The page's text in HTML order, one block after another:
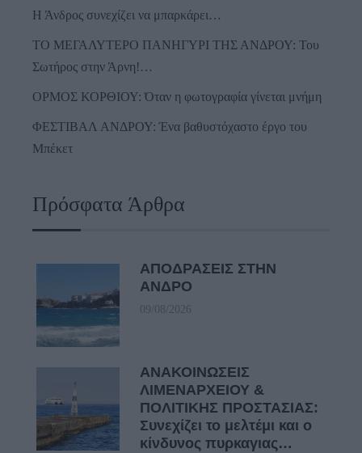
Η Άνδρος συνεχίζει να μπαρκάρει…
ΤΟ ΜΕΓΑΛΥΤΕΡΟ ΠΑΝΗΓΥΡΙ ΤΗΣ ΑΝΔΡΟΥ: Του
Σωτήρος στην Άρνη!…
ΟΡΜΟΣ ΚΟΡΘΙΟΥ: Όταν η φωτογραφία γίνεται μνήμη
ΦΕΣΤΙΒΑΛ ΑΝΔΡΟΥ: Ένα βαθυστόχαστο έργο του
Μπέκετ
Πρόσφατα Άρθρα
ΑΠΟΔΡΑΣΕΙΣ ΣΤΗΝ
ΑΝΔΡΟ
09/08/2026
ΑΝΑΚΟΙΝΩΣΕΙΣ
ΛΙΜΕΝΑΡΧΕΙΟΥ &
ΠΟΛΙΤΙΚΗΣ ΠΡΟΣΤΑΣΙΑΣ:
Συνεχίζει το μελτέμι και ο
κίνδυνος πυρκαγιας…